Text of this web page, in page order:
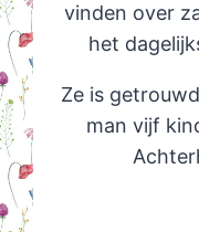
vinden over
het
Ze is
man vijf